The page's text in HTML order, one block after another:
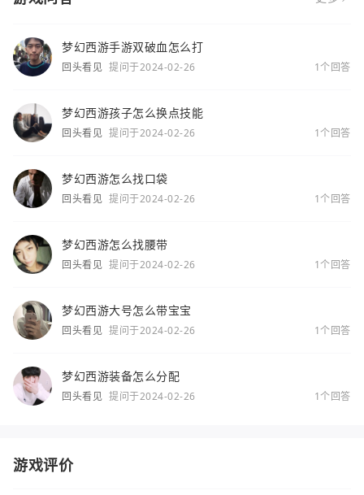
梦幻西游手游双破血怎么打
回头看见 提问于2024-02-26 1个回答
梦幻西游孩子怎么换点技能
回头看见 提问于2024-02-26 1个回答
梦幻西游怎么找口袋
回头看见 提问于2024-02-26 1个回答
梦幻西游怎么找腰带
回头看见 提问于2024-02-26 1个回答
梦幻西游大号怎么带宝宝
回头看见 提问于2024-02-26 1个回答
梦幻西游装备怎么分配
回头看见 提问于2024-02-26 1个回答
游戏评价